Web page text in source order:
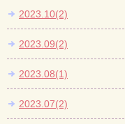
2023.10(2)
2023.09(2)
2023.08(1)
2023.07(2)